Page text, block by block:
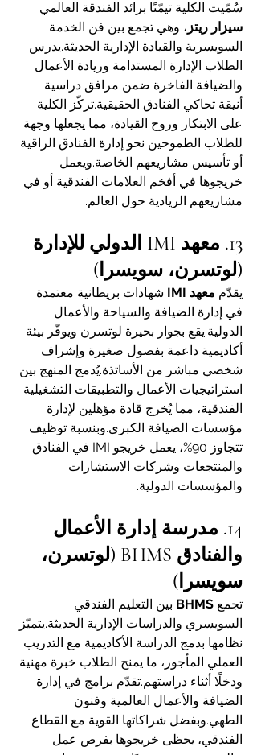
سُمّيت الكلية تيمّنًا برائد الفندقة العالمي
سيزار ريتز ، وهي تجمع بين فن الخدمة
السويسرية والقيادة الإدارية الحديثة.يدرس
الطلاب الإدارة المستدامة وريادة الأعمال
والضيافة الفاخرة ضمن مرافق دراسية
أنيقة تحاكي الفنادق الحقيقية.تركّز الكلية
على الابتكار وروح القيادة، مما يجعلها وجهة
للطلاب الطموحين نحو إدارة الفنادق الراقية
أو تأسيس مشاريعهم الخاصة.ويعمل
خريجوها في أفخم العلامات الفندقية أو في
مشاريعهم الريادية حول العالم.
13. معهد IMI الدولي للإدارة
(لوتسرن، سويسرا)
يقدّم معهد IMI
شهادات بريطانية معتمدة
في إدارة الضيافة والسياحة والأعمال
الدولية.يقع بجوار بحيرة لوتسرن ويوفّر بيئة
أكاديمية داعمة بفصول صغيرة وإشراف
شخصي مباشر من الأساتذة.يُدمج المنهج بين
استراتيجيات الأعمال والتطبيقات التشغيلية
الفندقية، مما يُخرج قادة مؤهلين لإدارة
مؤسسات الضيافة الكبرى.وبنسبة توظيف
تتجاوز 90%، يعمل خريجو IMI في الفنادق
والمنتجعات وشركات الاستشارات
والمؤسسات الدولية.
14. مدرسة إدارة الأعمال
والفنادق BHMS (لوتسرن،
سويسرا)
تجمع BHMS بين التعليم الفندقي
السويسري والدراسات الإدارية الحديثة.يتميّز
نظامها بدمج الدراسة الأكاديمية مع التدريب
العملي المأجور، ما يمنح الطلاب خبرة مهنية
ودخلًا أثناء دراستهم.تقدّم برامج في إدارة
الضيافة والأعمال العالمية وفنون
الطهي.وبفضل شراكاتها القوية مع القطاع
الفندقي، يحظى خريجوها بفرص عمل